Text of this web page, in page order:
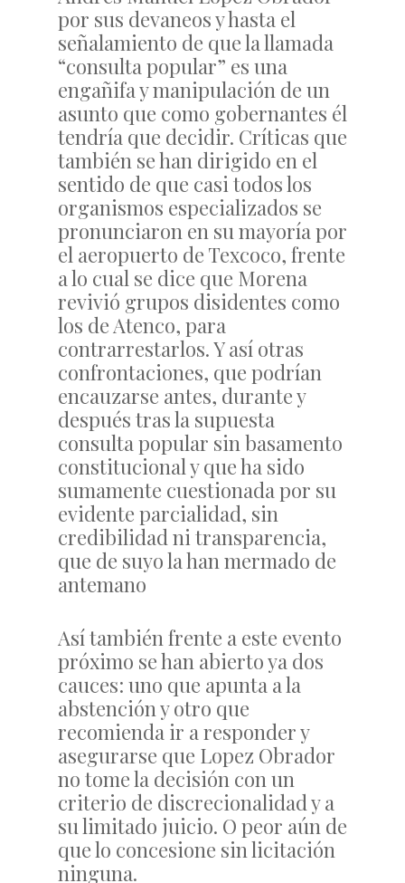
por sus devaneos y hasta el
señalamiento de que la llamada
“consulta popular” es una
engañifa y manipulación de un
asunto que como gobernantes él
tendría que decidir. Críticas que
también se han dirigido en el
sentido de que casi todos los
organismos especializados se
pronunciaron en su mayoría por
el aeropuerto de Texcoco, frente
a lo cual se dice que Morena
revivió grupos disidentes como
los de Atenco, para
contrarrestarlos. Y así otras
confrontaciones, que podrían
encauzarse antes, durante y
después tras la supuesta
consulta popular sin basamento
constitucional y que ha sido
sumamente cuestionada por su
evidente parcialidad, sin
credibilidad ni transparencia,
que de suyo la han mermado de
antemano
Así también frente a este evento
próximo se han abierto ya dos
cauces: uno que apunta a la
abstención y otro que
recomienda ir a responder y
asegurarse que Lopez Obrador
no tome la decisión con un
criterio de discrecionalidad y a
su limitado juicio. O peor aún de
que lo concesione sin licitación
ninguna.